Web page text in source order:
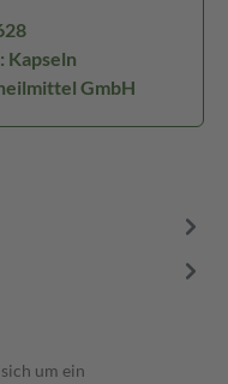
Kapseln
GmbH
um ein